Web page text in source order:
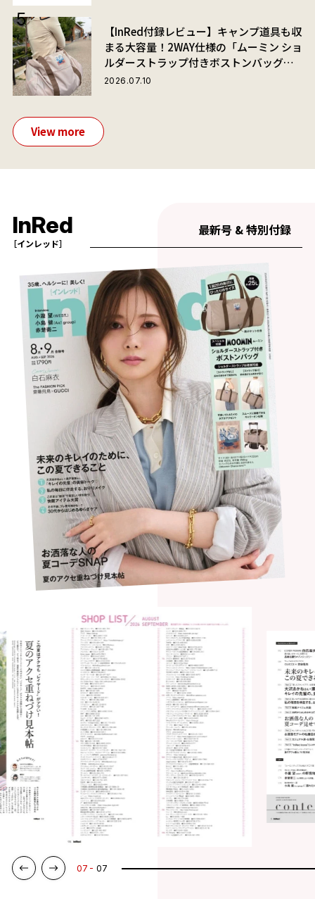
【InRed付録レビュー】キャンプ道具も収
まる大容量！2WAY仕様の「ムーミン ショ
ルダーストラップ付きボストンバッグ」
が夏旅におすすめな理由
2026.07.10
View more
InRed
［インレッド］
最新号 & 特別付録
07 07